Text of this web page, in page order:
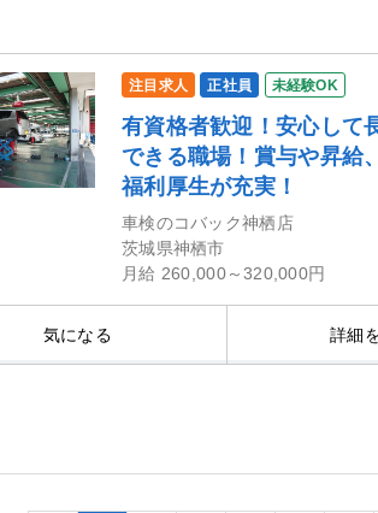
注目求人 正社員 未経験OK
有資格者歓迎！安心して
できる職場！賞与や昇給
福利厚生が充実！
車検のコバック神栖店
茨城県神栖市
月給 260,000～320,000円
気になる 詳細